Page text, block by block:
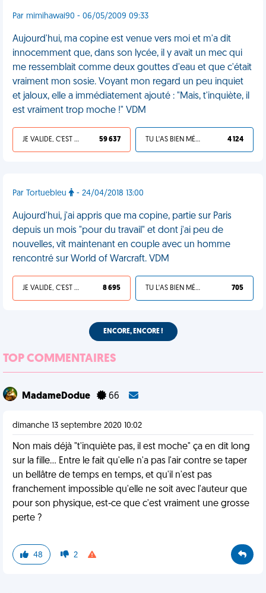
Par mimihawai90 - 06/05/2009 09:33
Aujourd'hui, ma copine est venue vers moi et m'a dit
innocemment que, dans son lycée, il y avait un mec qui
me ressemblait comme deux gouttes d'eau et que c'était
vraiment mon sosie. Voyant mon regard un peu inquiet
et jaloux, elle a immédiatement ajouté : "Mais, t'inquiète, il
est vraiment trop moche !" VDM
JE VALIDE, C'EST UNE VDM 59 637 TU L'AS BIEN MÉRITÉ 4 124
Par Tortuebleu - 24/04/2018 13:00
Aujourd'hui, j'ai appris que ma copine, partie sur Paris
depuis un mois "pour du travail" et dont j'ai peu de
nouvelles, vit maintenant en couple avec un homme
rencontré sur World of Warcraft. VDM
JE VALIDE, C'EST UNE VDM 8 695 TU L'AS BIEN MÉRITÉ 705
ENCORE, ENCORE !
TOP COMMENTAIRES
MadameDodue 66
dimanche 13 septembre 2020 10:02
Non mais déjà "t'inquiète pas, il est moche" ça en dit long
sur la fille... Entre le fait qu'elle n'a pas l'air contre se taper
un bellâtre de temps en temps, et qu'il n'est pas
franchement impossible qu'elle ne soit avec l'auteur que
pour son physique, est-ce que c'est vraiment une grosse
perte ?
48 2